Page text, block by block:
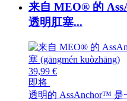
来自 MEO® 的
透明肛塞...
39,99 €
即将
透明的 AssAnchor™ 是